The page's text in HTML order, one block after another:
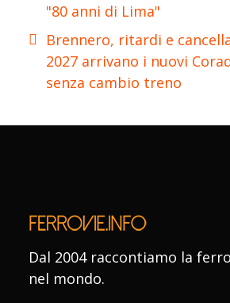
"80 anni di Lima"
Brennero, ritardi e
2027 arrivano i nuovi
senza cambio treno
Dal 2004 raccontiamo la
nel mondo.